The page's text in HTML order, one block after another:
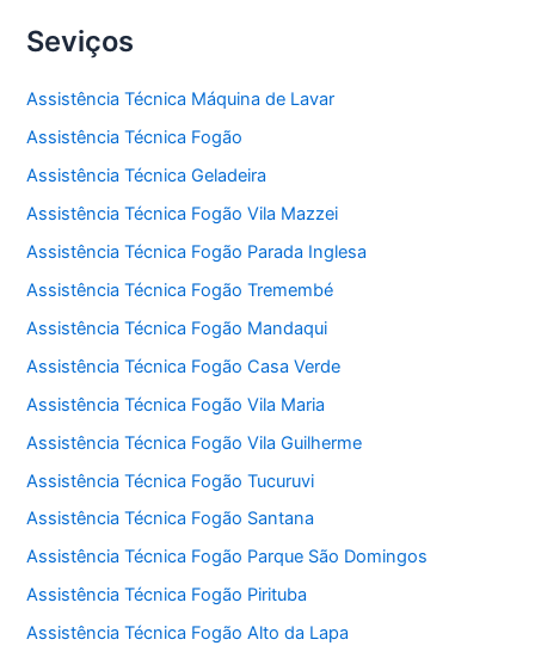
Seviços
Assistência Técnica Máquina de Lavar
Assistência Técnica Fogão
Assistência Técnica Geladeira
Assistência Técnica Fogão Vila Mazzei
Assistência Técnica Fogão Parada Inglesa
Assistência Técnica Fogão Tremembé
Assistência Técnica Fogão Mandaqui
Assistência Técnica Fogão Casa Verde
Assistência Técnica Fogão Vila Maria
Assistência Técnica Fogão Vila Guilherme
Assistência Técnica Fogão Tucuruvi
Assistência Técnica Fogão Santana
Assistência Técnica Fogão Parque São Domingos
Assistência Técnica Fogão Pirituba
Assistência Técnica Fogão Alto da Lapa